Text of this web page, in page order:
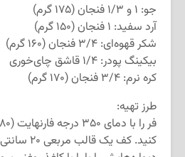
جو: ۱ و ۱/۳ فنجان (۱۷۵ گرم)
آرد سفید: ۱ فنجان (۱۵۰ گرم)
شکر قهوه‌ای: ۳/۴ فنجان (۱۶۰ گرم)
بیکینگ پودر: ۱/۴ قاشق چای‌خوری
کره نرم: ۳/۴ فنجان (۱۷۰ گرم)
طرز تهیه: